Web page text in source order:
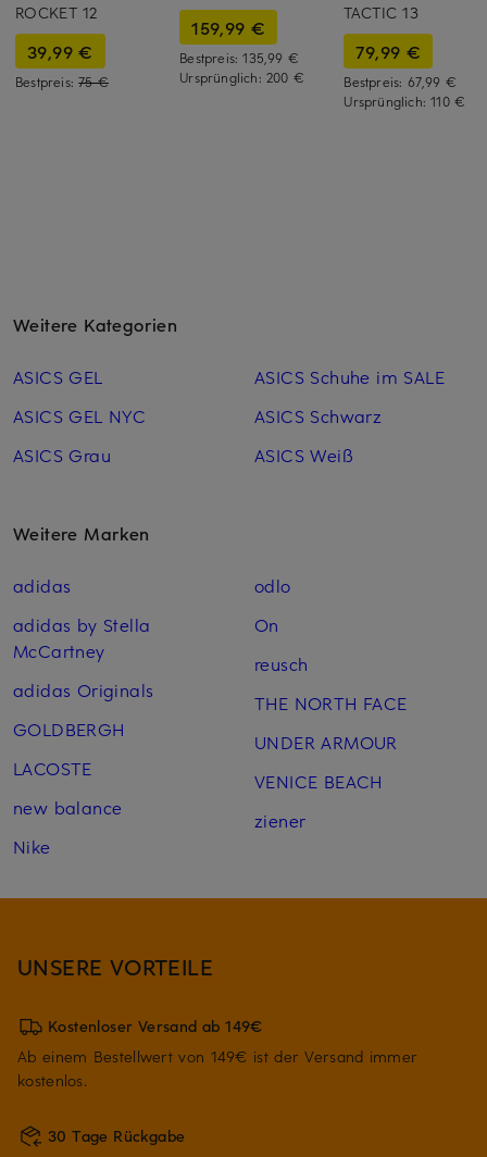
ROCKET 12
39,99 €
Bestpreis:75 €
159,99 €
Bestpreis:135,99 €
Ursprünglich: 200 €
TACTIC 13
79,99 €
Bestpreis: 67,99 €
Ursprünglich:110 €
Weitere Kategorien
ASICS GEL
ASICS GEL NYC
ASICS Grau
ASICS Schuhe im SALE
ASICS Schwarz
ASICS Weiß
Weitere Marken
adidas
adidas by Stella
McCartney
adidas Originals
GOLDBERGH
LACOSTE
new balance
Nike
odlo
On
reusch
THE NORTH FACE
UNDER ARMOUR
VENICE BEACH
ziener
UNSERE VORTEILE
Kostenloser Versand ab 149€
Ab einem Bestellwert von 149€ ist der Versand immer
kostenlos.
30 Tage Rückgabe